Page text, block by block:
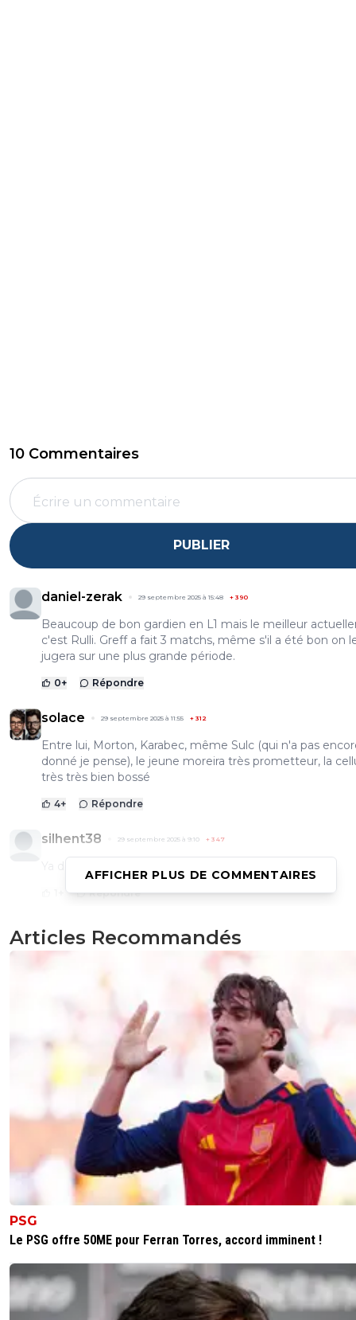
10 Commentaires
PUBLIER
daniel-zerak 29 septembre 2025 à 15:48 + 390
Beaucoup de bon gardien en L1 mais le meilleur
c'est Rulli. Greff a fait 3 matchs, même s'il a été bon on
jugera sur une plus grande période.
0+ Répondre
solace 29 septembre 2025 à 11:55 + 312
Entre lui, Morton, Karabec, même Sulc (qui n'a pas
donné je pense), le jeune moreira très prometteur, la
très très bien bossé
4+ Répondre
silhent38 29 septembre 2025 à 9:10 + 347
Répondre
parisforever
A ce poste , il y a du matériel en L1 , mais certains sont
chanceux ( ASM- etc ....)
Répondre
TheRockGone 29 septembre 2025 à 10:34 +537
Sur le match de Lille la chance n'a rien a voir 😏
3+ Répondre
29 septembre 2025 à 8:42
Je n'etais pas fan de perri que je ne trouvais pas
tout .. dans bcp de domaine.
Il etait vraiment tres tres bon sur sa ligne et les
Sur les centres les corners dans les sorties et balle au
c'etait souvent limite
Je trouve grief tres serein
Répondre
AFFICHER PLUS DE COMMENTAIRES
Articles Recommandés
PSG
Le PSG offre 50ME pour Ferran Torres, accord imminent !